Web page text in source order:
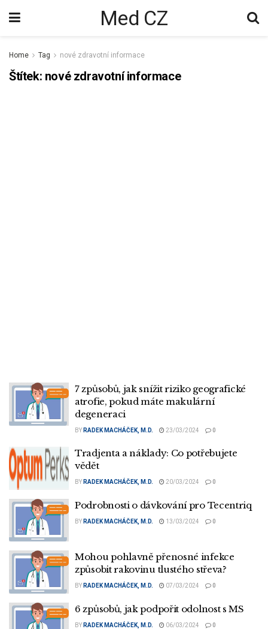
Med CZ
Home Tag nové zdravotní informace
Štítek: nové zdravotní informace
7 způsobů, jak snížit riziko geografické
atrofie, pokud máte makulární
degeneraci
BY RADEK MACHÁČEK, M.D. 23/03/2024 0
Tradjenta a náklady: Co potřebujete
vědět
BY RADEK MACHÁČEK, M.D. 20/03/2024 0
Podrobnosti o dávkování pro Tecentriq
BY RADEK MACHÁČEK, M.D. 13/03/2024 0
Mohou pohlavně přenosné infekce
způsobit rakovinu tlustého střeva?
BY RADEK MACHÁČEK, M.D. 07/03/2024 0
6 způsobů, jak podpořit odolnost s MS
BY RADEK MACHÁČEK, M.D. 06/03/2024 0